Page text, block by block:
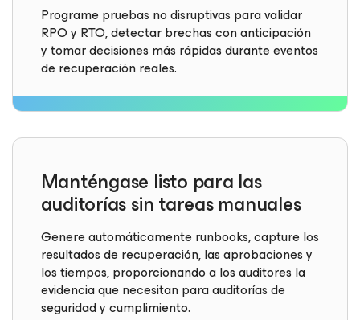
Programe pruebas no disruptivas para validar
RPO y RTO, detectar brechas con anticipación
y tomar decisiones más rápidas durante eventos
de recuperación reales.
Manténgase listo para las
auditorías sin tareas manuales
Genere automáticamente runbooks, capture los
resultados de recuperación, las aprobaciones y
los tiempos, proporcionando a los auditores la
evidencia que necesitan para auditorías de
seguridad y cumplimiento.